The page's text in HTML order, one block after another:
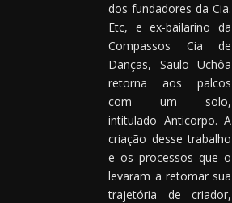
dos fundadores da Cia.
Etc, e ex-bailarino da
Compassos Cia de
Danças, Saulo Uchôa
retorna aos palcos
com um solo,
intitulado Anticorpo. A
criação desse trabalho
e os processos que o
levaram a retomar sua
trajetória de criador,